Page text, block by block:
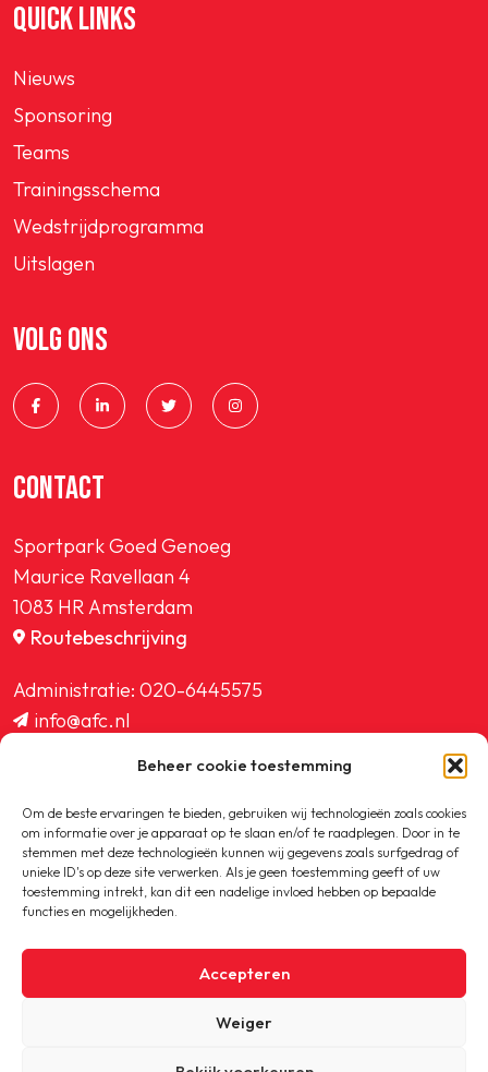
Beheer cookie toestemming
Om de beste ervaringen te bieden, gebruiken wij technologieën zoals cookies
om informatie over je apparaat op te slaan en/of te raadplegen. Door in te
stemmen met deze technologieën kunnen wij gegevens zoals surfgedrag of
unieke ID's op deze site verwerken. Als je geen toestemming geeft of uw
toestemming intrekt, kan dit een nadelige invloed hebben op bepaalde
functies en mogelijkheden.
Accepteren
Weiger
QUICK LINKS
Nieuws
Sponsoring
Teams
Trainingsschema
Wedstrijdprogramma
Uitslagen
VOLG ONS
CONTACT
Sportpark Goed Genoeg
Maurice Ravellaan 4
1083 HR Amsterdam
Routebeschrijving
Administratie: 020-6445575
info@afc.nl
ledenadministratie@afc.nl
Copyright © 2020-2026 AFC
Privacybeleid